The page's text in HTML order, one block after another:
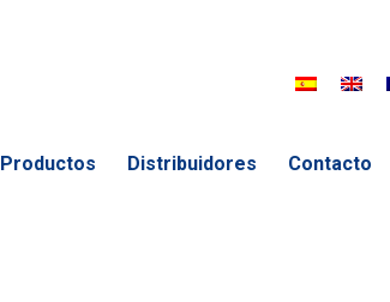
Productos Distribuidores Contacto